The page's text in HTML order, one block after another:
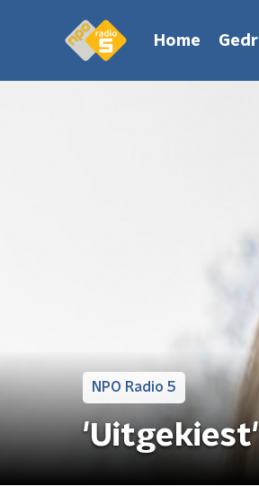
Home
NPO Radio 5